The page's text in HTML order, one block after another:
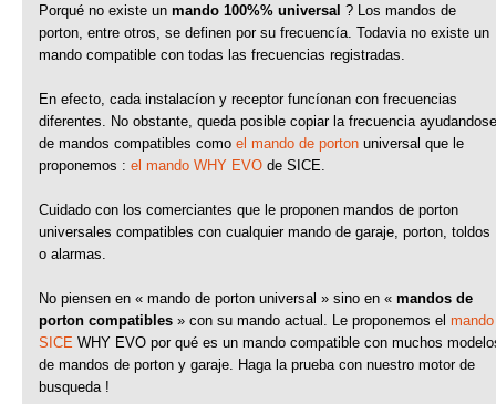
Porqué no existe un mando 100%% universal ? Los mandos de
porton, entre otros, se definen por su frecuencía. Todavia no existe un
mando compatible con todas las frecuencias registradas.
En efecto, cada instalacíon y receptor funcíonan con frecuencias
diferentes. No obstante, queda posible copiar la frecuencia ayudandose
de mandos compatibles como el mando de porton universal que le
proponemos : el mando WHY EVO de SICE.
Cuidado con los comerciantes que le proponen mandos de porton
universales compatibles con cualquier mando de garaje, porton, toldos
o alarmas.
No piensen en « mando de porton universal » sino en « mandos de
porton compatibles » con su mando actual. Le proponemos el mando
SICE WHY EVO por qué es un mando compatible con muchos
de mandos de porton y garaje. Haga la prueba con nuestro motor de
busqueda !